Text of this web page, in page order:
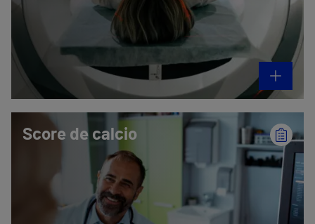
Score de calcio